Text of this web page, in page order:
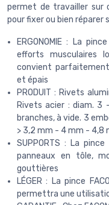
permet de travailler sur
pour fixer ou bien réparer
ERGONOMIE : La
efforts musculaires
convient
et épais
PRODUIT : Rivets
Rivets acier : diam. 3
branches, à vide. 3
> 3,2 mm - 4 mm - 4,8
SUPPORTS : La
panneaux en tôle,
gouttières
LÉGER : La pince
permettra une